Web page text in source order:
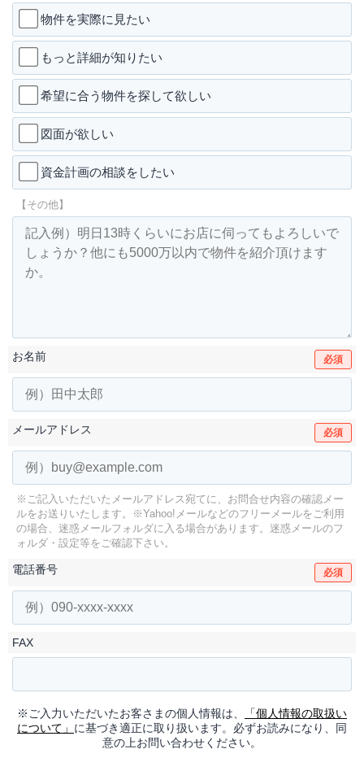
物件を実際に見たい
もっと詳細が知りたい
希望に合う物件を探して欲しい
図面が欲しい
資金計画の相談をしたい
【その他】
お名前 必須
メールアドレス 必須
※ご記入いただいたメールアドレス宛てに、お問合せ内容の確認メー
ルをお送りいたします。
※Yahoo!メールなどのフリーメールをご利用
の場合、迷惑メールフォルダに入る場合があります。 迷惑メールのフ
ォルダ・設定等をご確認下さい。
電話番号 必須
FAX
※ご入力いただいたお客さまの個人情報は、
「個人情報の取扱い
について」 に基づき適正に取り扱います。必ずお読みになり、同
意の上お問い合わせください。